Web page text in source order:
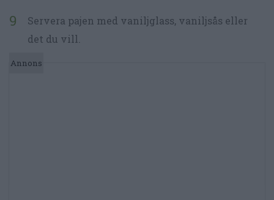
Servera pajen med vaniljglass, vaniljsås eller
det du vill.